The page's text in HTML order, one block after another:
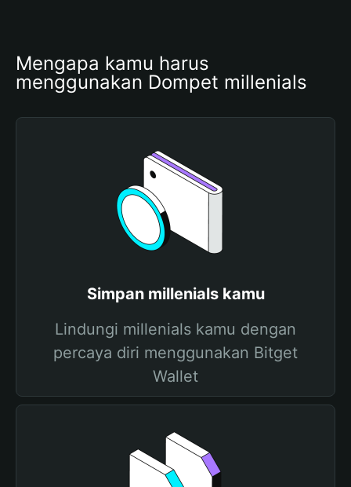
Mengapa kamu harus
menggunakan Dompet millenials
Simpan millenials kamu
Lindungi millenials kamu dengan
percaya diri menggunakan Bitget
Wallet